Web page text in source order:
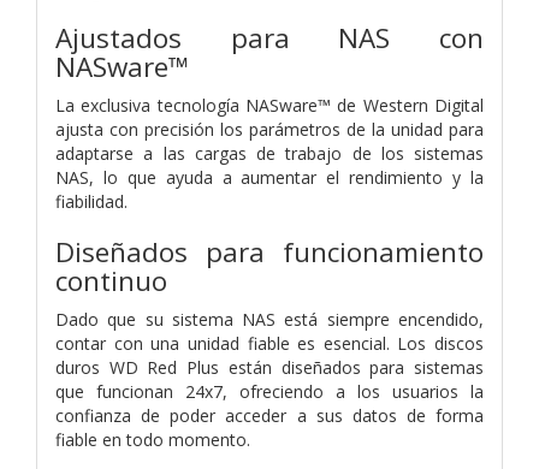
Ajustados para NAS con
NASware™
La exclusiva tecnología NASware™ de Western Digital
ajusta con precisión los parámetros de la unidad para
adaptarse a las cargas de trabajo de los sistemas
NAS, lo que ayuda a aumentar el rendimiento y la
fiabilidad.
Diseñados para funcionamiento
continuo
Dado que su sistema NAS está siempre encendido,
contar con una unidad fiable es esencial. Los discos
duros WD Red Plus están diseñados para sistemas
que funcionan 24x7, ofreciendo a los usuarios la
confianza de poder acceder a sus datos de forma
fiable en todo momento.